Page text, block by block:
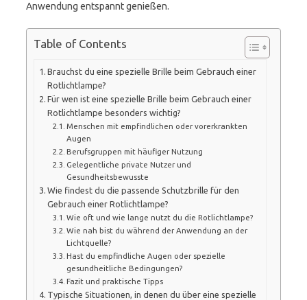
Anwendung entspannt genießen.
Table of Contents
Brauchst du eine spezielle Brille beim Gebrauch einer
Rotlichtlampe?
Für wen ist eine spezielle Brille beim Gebrauch einer
Rotlichtlampe besonders wichtig?
Menschen mit empfindlichen oder vorerkrankten
Augen
Berufsgruppen mit häufiger Nutzung
Gelegentliche private Nutzer und
Gesundheitsbewusste
Wie findest du die passende Schutzbrille für den
Gebrauch einer Rotlichtlampe?
Wie oft und wie lange nutzt du die Rotlichtlampe?
Wie nah bist du während der Anwendung an der
Lichtquelle?
Hast du empfindliche Augen oder spezielle
gesundheitliche Bedingungen?
Fazit und praktische Tipps
Typische Situationen, in denen du über eine spezielle